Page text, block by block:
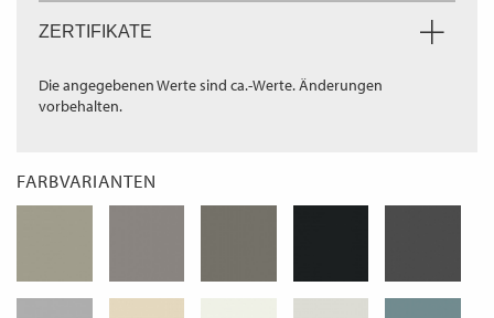
ZERTIFIKATE
Die angegebenen Werte sind ca.-Werte. Änderungen
vorbehalten.
FARBVARIANTEN